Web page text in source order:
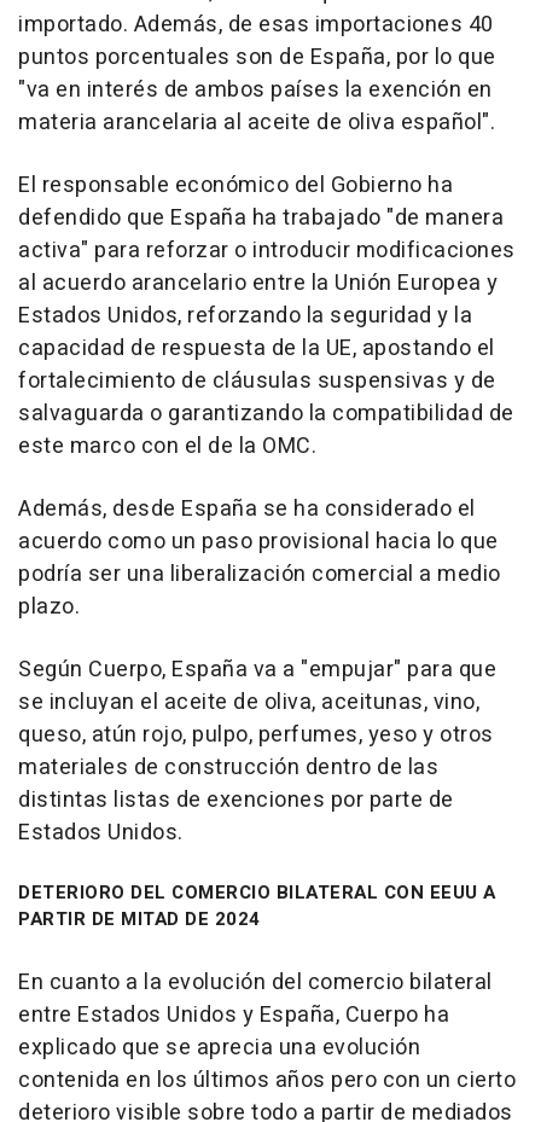
importado. Además, de esas importaciones 40
puntos porcentuales son de España, por lo que
"va en interés de ambos países la exención en
materia arancelaria al aceite de oliva español".
El responsable económico del Gobierno ha
defendido que España ha trabajado "de manera
activa" para reforzar o introducir modificaciones
al acuerdo arancelario entre la Unión Europea y
Estados Unidos, reforzando la seguridad y la
capacidad de respuesta de la UE, apostando el
fortalecimiento de cláusulas suspensivas y de
salvaguarda o garantizando la compatibilidad de
este marco con el de la OMC.
Además, desde España se ha considerado el
acuerdo como un paso provisional hacia lo que
podría ser una liberalización comercial a medio
plazo.
Según Cuerpo, España va a "empujar" para que
se incluyan el aceite de oliva, aceitunas, vino,
queso, atún rojo, pulpo, perfumes, yeso y otros
materiales de construcción dentro de las
distintas listas de exenciones por parte de
Estados Unidos.
DETERIORO DEL COMERCIO BILATERAL CON EEUU A
PARTIR DE MITAD DE 2024
En cuanto a la evolución del comercio bilateral
entre Estados Unidos y España, Cuerpo ha
explicado que se aprecia una evolución
contenida en los últimos años pero con un cierto
deterioro visible sobre todo a partir de mediados